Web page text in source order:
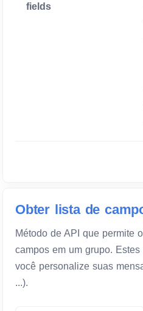
fields
Obter lista de
Método de API que permite
campos em um grupo.
você personalize suas
...).